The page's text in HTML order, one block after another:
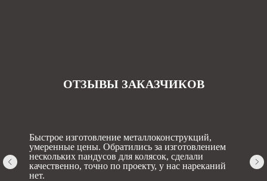
ОТЗЫВЫ ЗАКАЗЧИКОВ
Быстрое изготовление металлоконструкций,
умеренные цены. Обратились за изготовлением
нескольких пандусов для колясок, сделали
качественно, точно по проекту, у нас нареканий
нет.